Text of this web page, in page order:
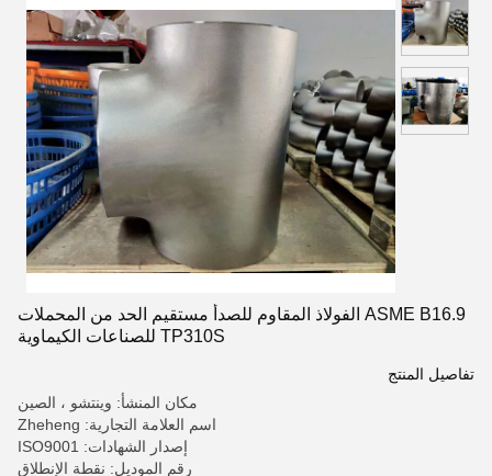
ASME B16.9 الفولاذ المقاوم للصدأ مستقيم الحد من المحملات
TP310S للصناعات الكيماوية
تفاصيل المنتج
مكان المنشأ: وينتشو ، الصين
اسم العلامة التجارية: Zheheng
إصدار الشهادات: ISO9001
رقم الموديل: نقطة الإنطلاق